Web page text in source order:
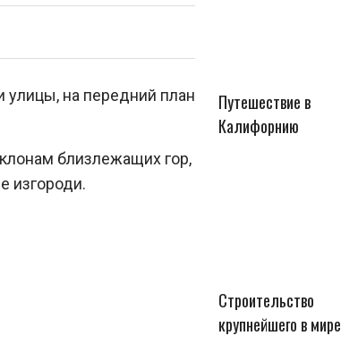
Путешествие в
Калифорнию
Строительство
крупнейшего в мире
улицы, на передний план
близлежащих гор,
изгороди.